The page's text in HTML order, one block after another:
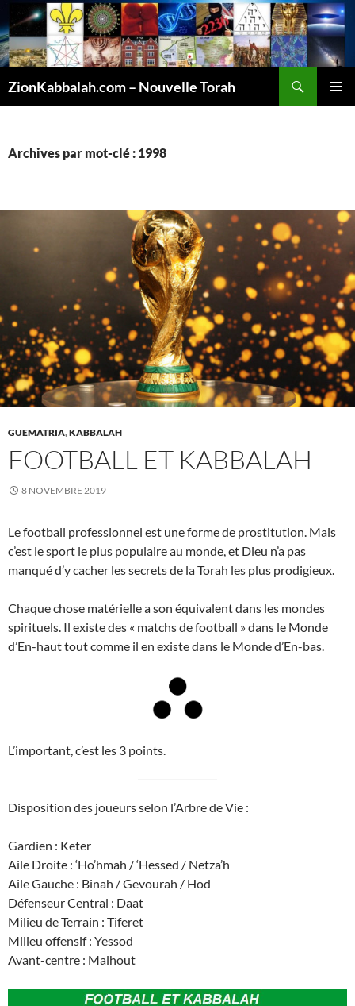
ZionKabbalah.com – Nouvelle Torah
Archives par mot-clé : 1998
GUEMATRIA,KABBALAH
FOOTBALL ET KABBALAH
8 NOVEMBRE 2019
Le football professionnel est une forme de prostitution. Mais
c’est le sport le plus populaire au monde, et Dieu n’a pas
manqué d’y cacher les secrets de la Torah les plus prodigieux.
Chaque chose matérielle a son équivalent dans les mondes
spirituels. Il existe des « matchs de football » dans le Monde
d’En-haut tout comme il en existe dans le Monde d’En-bas.
L’important, c’est les 3 points.
Disposition des joueurs selon l’Arbre de Vie :
Gardien : Keter
Aile Droite : ‘Ho’hmah / ‘Hessed / Netza’h
Aile Gauche : Binah / Gevourah / Hod
Défenseur Central : Daat
Milieu de Terrain : Tiferet
Milieu offensif : Yessod
Avant-centre : Malhout